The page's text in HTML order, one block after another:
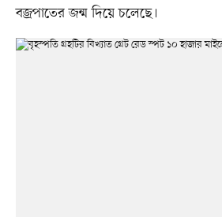
বজ্রপাতের জন্ম দিয়ে চলেছে।